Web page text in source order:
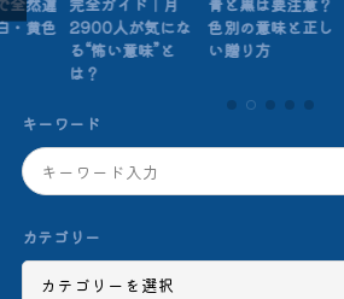
全然違
・黄色
完全ガイド｜月
2900人が気にな
る“怖い意味”と
は？
青と黒は要注意？
色別の意味と正し
い贈り方
キーワード
カテゴリー